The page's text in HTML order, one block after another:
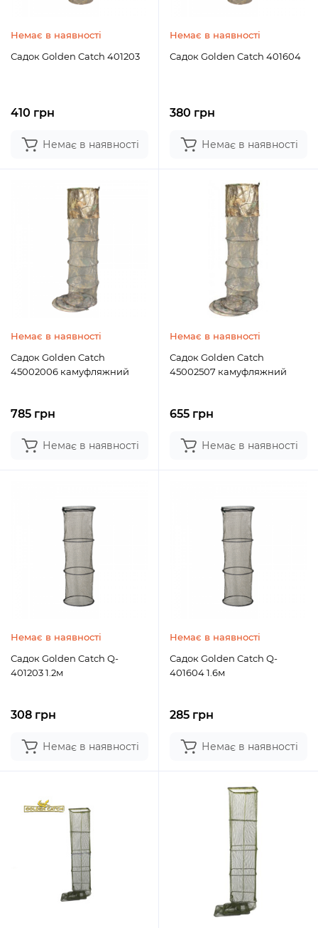
Немає в наявності
Садок Golden Catch 401203
410 грн
Немає в наявності
Немає в наявності
Садок Golden Catch 401604
380 грн
Немає в наявності
Немає в наявності
Садок Golden Catch
45002006 камуфляжний
785 грн
Немає в наявності
Немає в наявності
Садок Golden Catch
45002507 камуфляжний
655 грн
Немає в наявності
Немає в наявності
Садок Golden Catch Q-
401203 1.2м
308 грн
Немає в наявності
Немає в наявності
Садок Golden Catch Q-
401604 1.6м
285 грн
Немає в наявності